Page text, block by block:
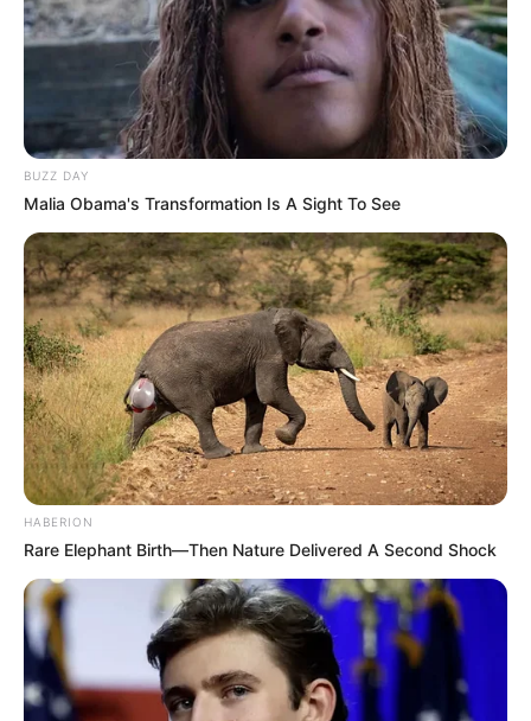
BUZZ DAY
Malia Obama's Transformation Is A Sight To See
HABERION
Rare Elephant Birth—Then Nature Delivered A Second Shock